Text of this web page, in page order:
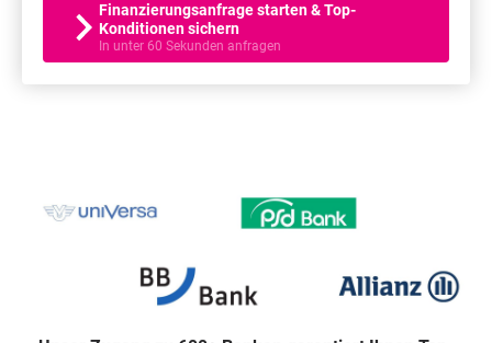
Finanzierungsanfrage starten & Top-
Konditionen sichern
In unter 60 Sekunden anfragen